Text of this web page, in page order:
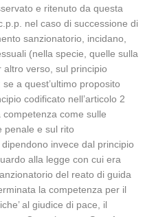
e ritenuto da questa
nel caso di successione di
sanzionatorio, incidano,
(nella specie, quelle sulla
verso, sul principio
se a quest’ultimo proposito
codificato nell’articolo 2
come sulle
penale e sul rito
invece dal principio
alla legge con cui era
del reato di guida
la competenza per il
al giudice di pace, il